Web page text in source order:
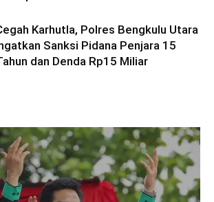
Karhutla, Polres Bengkulu Utara
Sanksi Pidana Penjara 15
dan Denda Rp15 Miliar